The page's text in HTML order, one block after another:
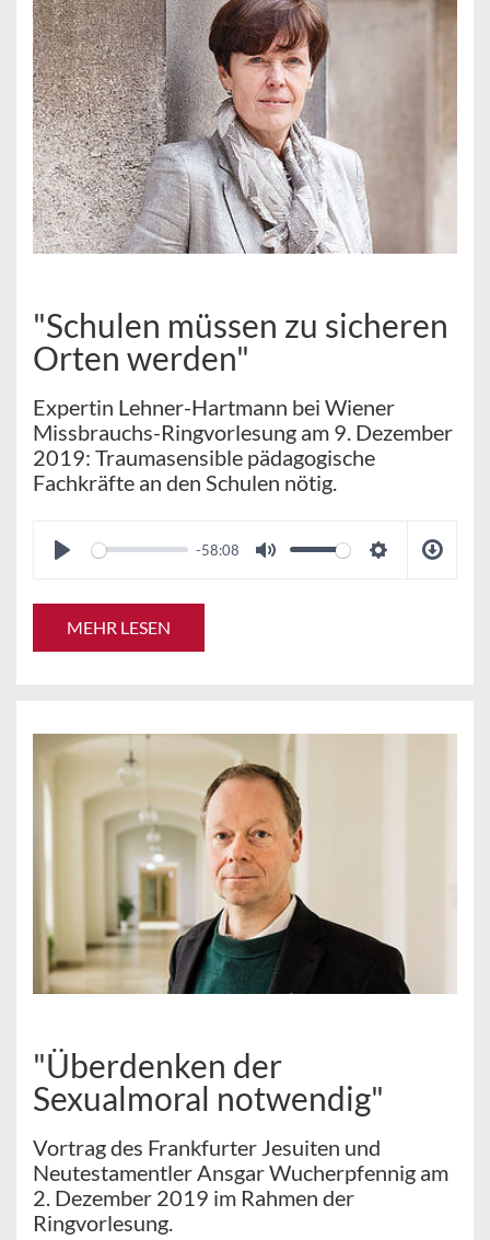
"Schulen müssen zu sicheren
Orten werden"
Expertin Lehner-Hartmann bei Wiener
Missbrauchs-Ringvorlesung am 9. Dezember
2019: Traumasensible pädagogische
Fachkräfte an den Schulen nötig.
-58:08
MEHR LESEN
"Überdenken der
Sexualmoral notwendig"
Vortrag des Frankfurter Jesuiten und
Neutestamentler Ansgar Wucherpfennig am
2. Dezember 2019 im Rahmen der
Ringvorlesung.